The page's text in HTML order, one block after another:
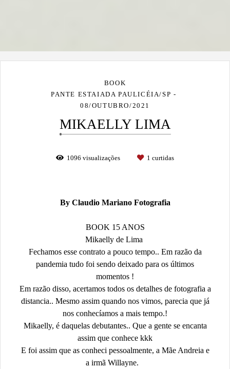
BOOK
PANTE ESTAIADA PAULICÉIA/SP
08/OUTUBRO/2021
MIKAELLY LIMA
1096 visualizações 1 curtidas
By Claudio Mariano Fotografia
BOOK 15 ANOS
Mikaelly de Lima
Fechamos esse contrato a pouco tempo.. Em razão da
pandemia tudo foi sendo deixado para os últimos
momentos !
Em razão disso, acertamos todos os detalhes de fotografia a
distancia.. Mesmo assim quando nos vimos, parecia que já
nos conhecíamos a mais tempo.!
Mikaelly, é daquelas debutantes.. Que a gente se encanta
assim que conhece kkk
E foi assim que as conheci pessoalmente, a Mãe Andreia e
a irmã Willayne.